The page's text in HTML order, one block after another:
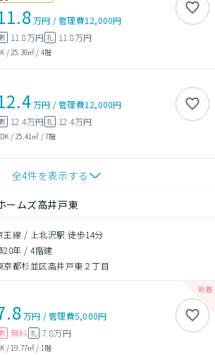
万円 /管理費12,000円
敷 11.8万円 礼 11.8万円
/25.38㎡ / 4階
万円 /管理費12,000円
敷 12.4万円 礼 12.4万円
/ 25.41㎡ /7階
全4件を表示する
ームズ高井戸東
王線 / 上北沢駅 徒歩14分
20年 /4階建
京都杉並区高井戸東２丁目
万円 /管理費5,000円
敷 無料 礼 7.8万円
/ 19.77㎡ / 1階